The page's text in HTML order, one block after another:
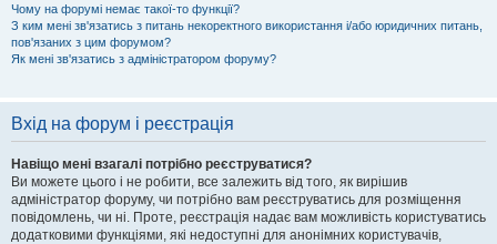
Чому на форумі немає такої-то функції?
З ким мені зв'язатись з питань некоректного використання і/або юридичних питань,
пов'язаних з цим форумом?
Як мені зв'язатись з адміністратором форуму?
Вхід на форум і реєстрація
Навіщо мені взагалі потрібно реєструватися?
Ви можете цього і не робити, все залежить від того, як вирішив
адміністратор форуму, чи потрібно вам реєструватись для розміщення
повідомлень, чи ні. Проте, реєстрація надає вам можливість користуватись
додатковими функціями, які недоступні для анонімних користувачів,